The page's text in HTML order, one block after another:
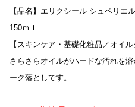
【品名】エリクシール シュペリ
150ｍｌ
【スキンケア・基礎化粧品／オイル
さらさらオイルがハードな汚れを
ーク落としです。